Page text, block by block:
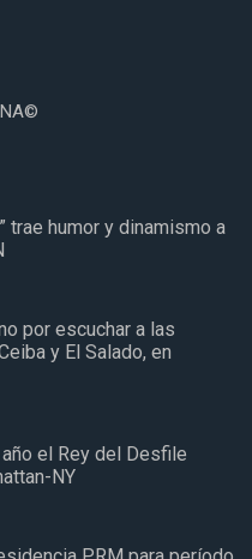
trae humor y dinamismo a
por escuchar a las
y El Salado, en
el Rey del Desfile
NY